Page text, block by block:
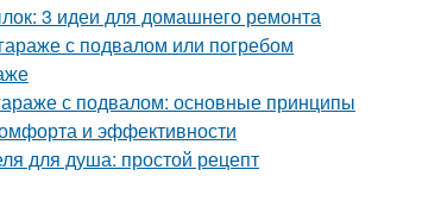
3 идеи для домашнего ремонта
с подвалом или погребом
с подвалом: основные принципы
и эффективности
для душа: простой рецепт